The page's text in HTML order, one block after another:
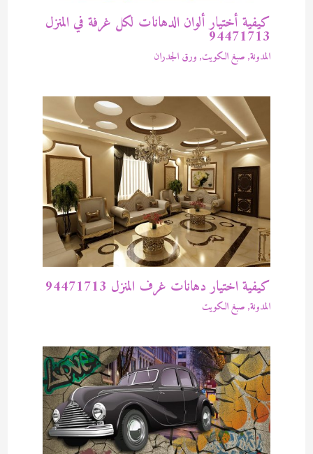
كيفية أختيار ألوان الدهانات لكل غرفة في المنزل
94471713
المدونة, صبغ الكويت, ورق الجدران
كيفية اختيار دهانات غرف المنزل 94471713
المدونة, صبغ الكويت